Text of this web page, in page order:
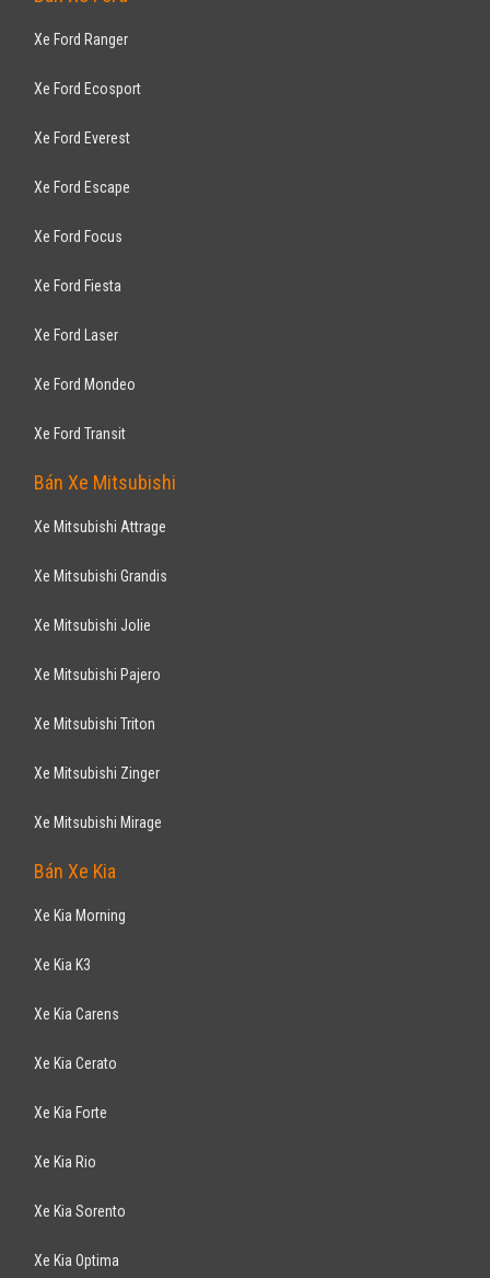
Xe Ford Ranger
Xe Ford Ecosport
Xe Ford Everest
Xe Ford Escape
Xe Ford Focus
Xe Ford Fiesta
Xe Ford Laser
Xe Ford Mondeo
Xe Ford Transit
Bán Xe Mitsubishi
Xe Mitsubishi Attrage
Xe Mitsubishi Grandis
Xe Mitsubishi Jolie
Xe Mitsubishi Pajero
Xe Mitsubishi Triton
Xe Mitsubishi Zinger
Xe Mitsubishi Mirage
Bán Xe Kia
Xe Kia Morning
Xe Kia K3
Xe Kia Carens
Xe Kia Cerato
Xe Kia Forte
Xe Kia Rio
Xe Kia Sorento
Xe Kia Optima